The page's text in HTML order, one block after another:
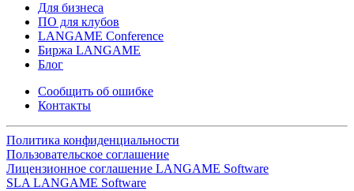
Для бизнеса
ПО для клубов
LANGAME Conference
Биржа LANGAME
Блог
Сообщить об ошибке
Контакты
Политика конфиденциальности
Пользовательское соглашение
Лицензионное соглашение LANGAME Software
SLA LANGAME Software